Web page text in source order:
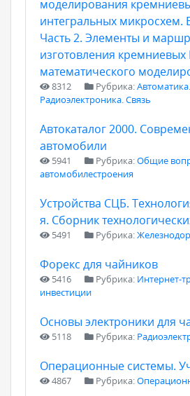
моделирования
интегральных микросхем.
Часть 2. Элементы и
изготовления
математического
8312 Рубрика:Автоматика.
Радиоэлектроника. Связь
Автокаталог 2000.
автомобили
5941 Рубрика:Общие
автомобилестроения
Устройства СЦБ.
я. Сборник
5491 Рубрика:
Форекс для чайников
5416 Рубрика: Интернет-
инвестиции
Основы электроники для
5118 Рубрика:
Операционные системы.
4867 Рубрика: